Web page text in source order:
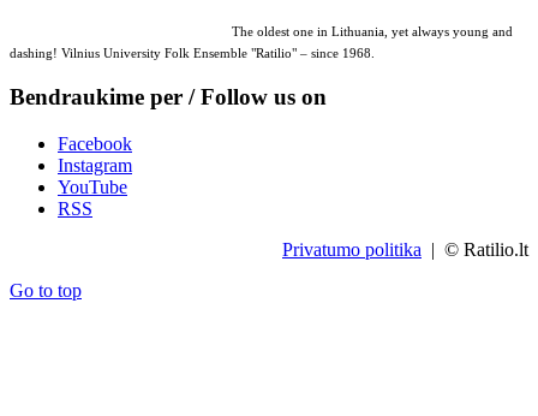
The oldest one in Lithuania, yet always young and
dashing! Vilnius University Folk Ensemble "Ratilio" – since 1968.
Bendraukime per / Follow us on
Facebook
Instagram
YouTube
RSS
Privatumo politika | © Ratilio.lt
Go to top